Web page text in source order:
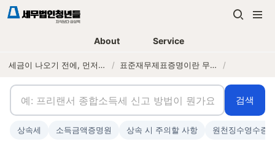
About Service
세금이 나오기 전에, 먼저 연락하는 세무법인 / 표준재무제표증명이란 무엇인가? /
검색
상속세 소득금액증명원 상속 시 주의할 사항 원천징수영수증